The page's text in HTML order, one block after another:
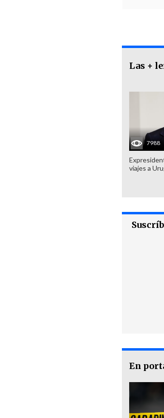
Las +
7988
viajes a
En